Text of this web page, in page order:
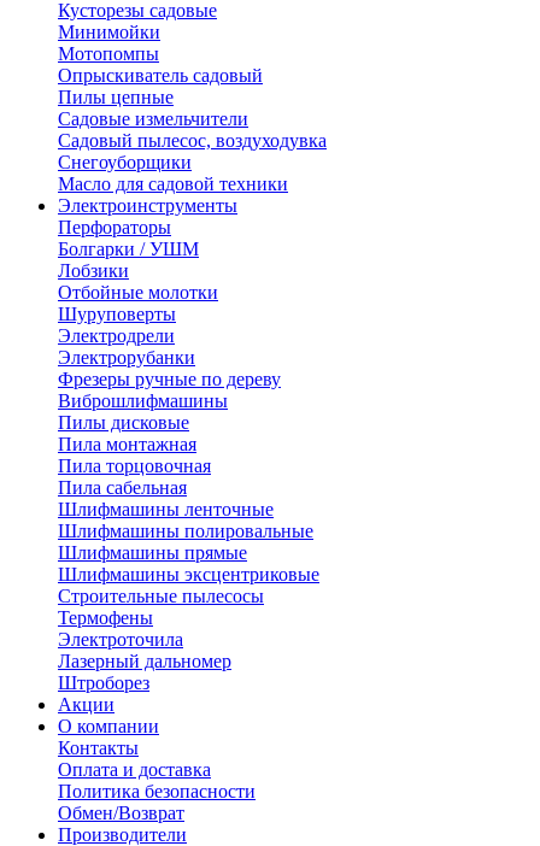
Кусторезы садовые
Минимойки
Мотопомпы
Опрыскиватель садовый
Пилы цепные
Садовые измельчители
Садовый пылесос, воздуходувка
Снегоуборщики
Масло для садовой техники
Электроинструменты
Перфораторы
Болгарки / УШМ
Лобзики
Отбойные молотки
Шуруповерты
Электродрели
Электрорубанки
Фрезеры ручные по дереву
Виброшлифмашины
Пилы дисковые
Пила монтажная
Пила торцовочная
Пила сабельная
Шлифмашины ленточные
Шлифмашины полировальные
Шлифмашины прямые
Шлифмашины эксцентриковые
Строительные пылесосы
Термофены
Электроточила
Лазерный дальномер
Штроборез
Акции
О компании
Контакты
Оплата и доставка
Политика безопасности
Обмен/Возврат
Производители